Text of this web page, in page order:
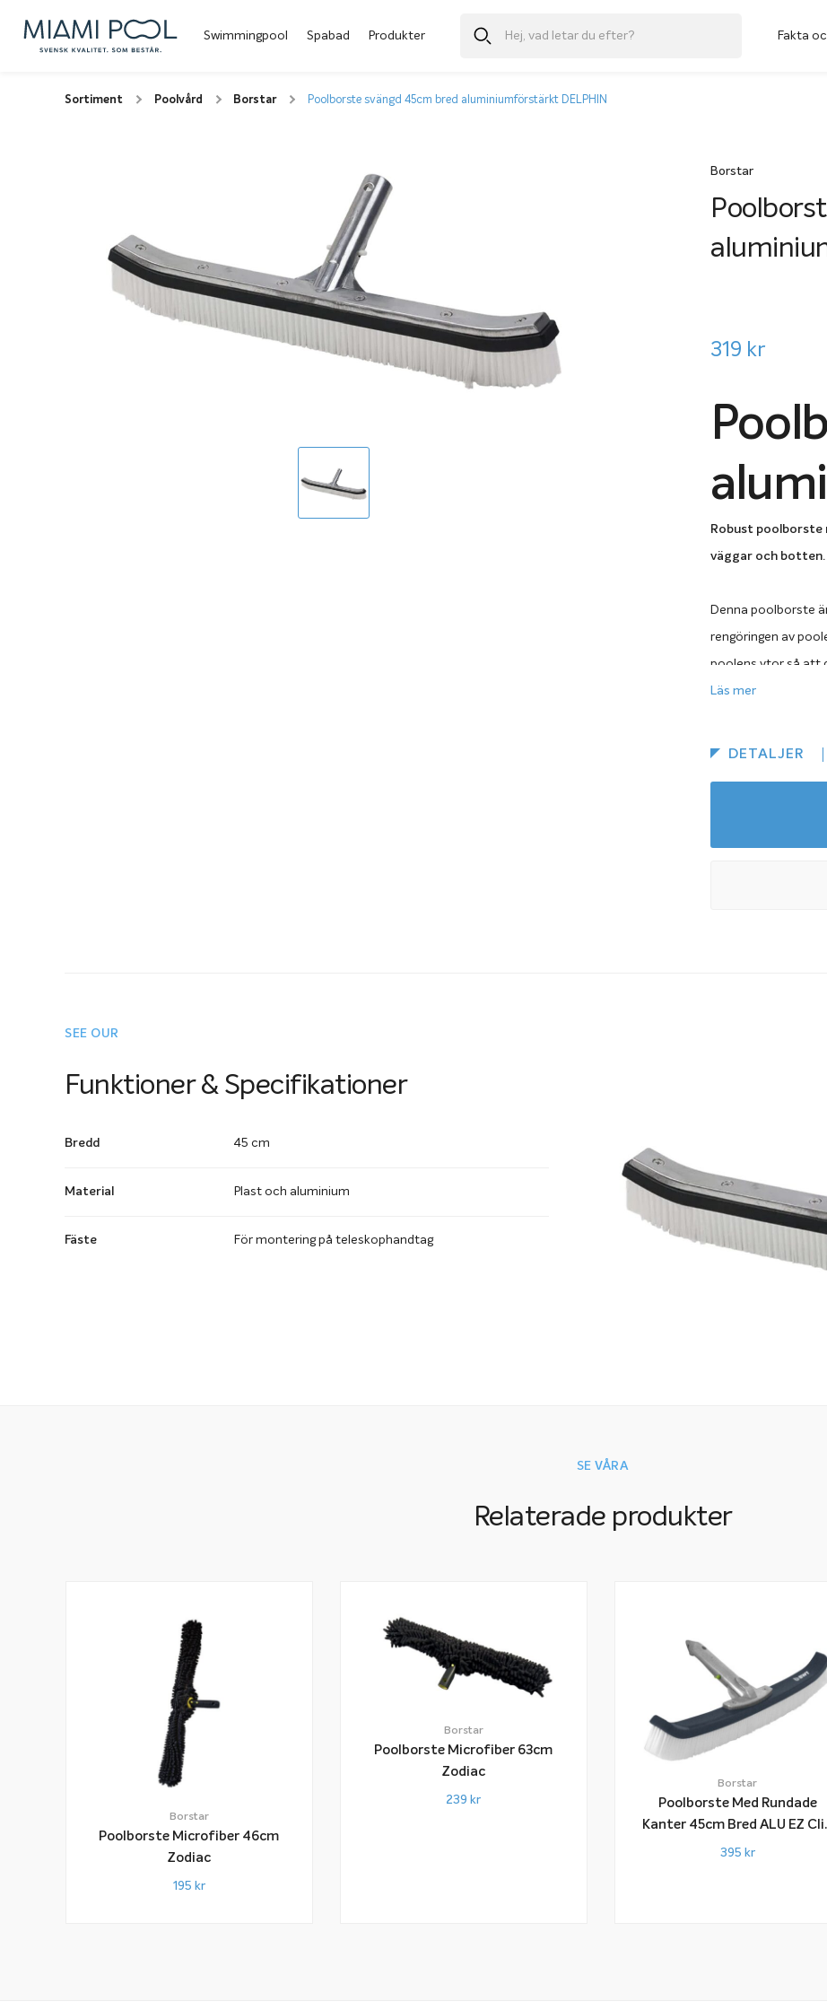
Swimmingpool Spabad Produkter Fakta
Sortiment Poolvård Borstar Poolborste svängd 45cm bred aluminiumförstärkt DELPHIN
Borstar
319 kr
Robust poolborste
väggar och botten.
Denna poolborste
rengöringen av
poolens ytor så att
filtersystem.
Robust poolborste
Aluminiumförstärkt
Effektiv mot smuts
Lämplig för rengöring
Används tillsammans
Enkel och smidig att
Ett bra
väggar och botten
Läs mer
DETALJER
SEE OUR
Funktioner & Specifikationer
Bredd 45 cm
Material Plast och aluminium
Fäste För montering på teleskophandtag
SE VÅRA
Relaterade produkter
Borstar
Poolborste Microfiber 46cm
Zodiac
195 kr
Borstar
Poolborste Microfiber 63cm
Zodiac
239 kr
Borstar
Poolborste Med Rundade
Kanter 45cm Bred ALU EZ
BWT
395 kr